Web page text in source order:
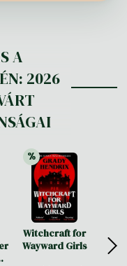
A
2026
25%
% kedvezmény
Witchcraft for
Wayward Girls